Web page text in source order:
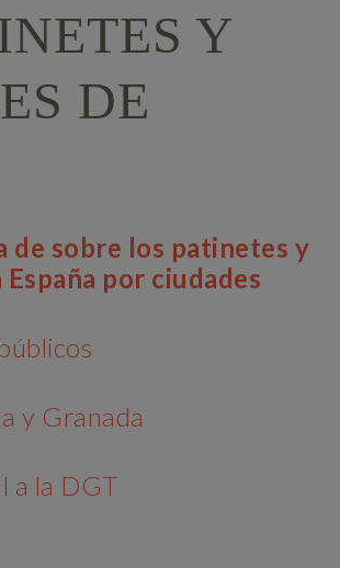
Y
DE
de sobre los patinetes y
por ciudades
y Granada
a la DGT